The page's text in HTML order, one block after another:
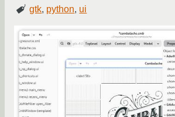
gtk, python, ui